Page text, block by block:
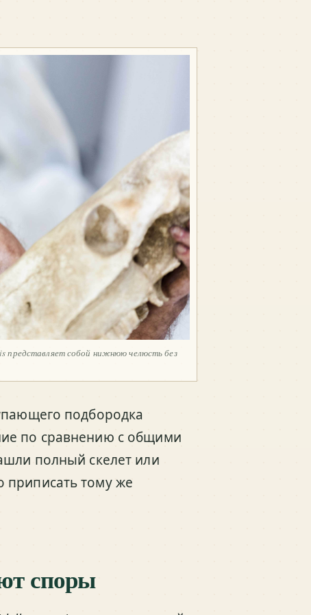
представляет собой нижнюю челюсть без
подбородка
по сравнению с общими
полный скелет или
тому же
споры